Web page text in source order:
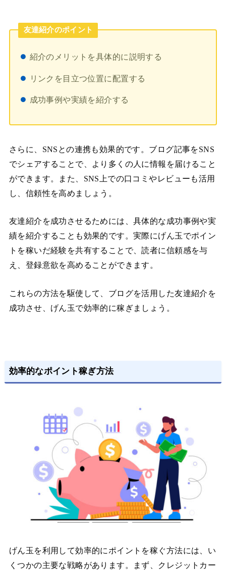
友達紹介のポイント
紹介のメリットを具体的に説明する
リンクを目立つ位置に配置する
成功事例や実績を紹介する
さらに、SNSとの連携も効果的です。ブログ記事をSNS
でシェアすることで、より多くの人に情報を届けること
ができます。また、SNS上での口コミやレビューも活用
し、信頼性を高めましょう。
友達紹介を成功させるためには、具体的な成功事例や実
績を紹介することも効果的です。実際にげん玉でポイン
トを稼いだ経験を共有することで、読者に信頼感を与
え、登録意欲を高めることができます。
これらの方法を駆使して、ブログを活用した友達紹介を
成功させ、げん玉で効率的に稼ぎましょう。
効率的なポイント稼ぎ方法
げん玉を利用して効率的にポイントを稼ぐ方法には、い
くつかの主要な戦略があります。まず、クレジットカー